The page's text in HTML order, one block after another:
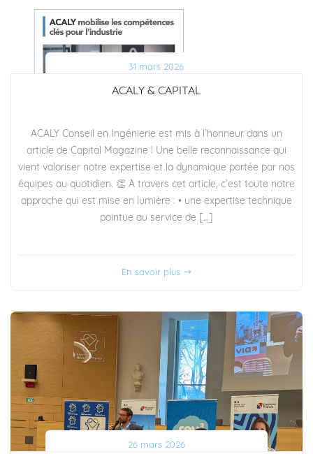
31 mars 2026
ACALY & CAPITAL
ACALY Conseil en Ingénierie est mis à l’honneur dans un
article de Capital Magazine ! Une belle reconnaissance qui
vient valoriser notre expertise et la dynamique portée par nos
équipes au quotidien. 👏 À travers cet article, c’est toute notre
approche qui est mise en lumière : • une expertise technique
pointue au service de […]
En savoir plus
26 mars 2026